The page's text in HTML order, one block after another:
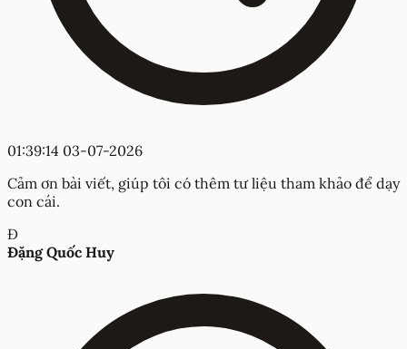
01:39:14 03-07-2026
Cảm ơn bài viết, giúp tôi có thêm tư liệu tham khảo để dạy
con cái.
Đ
Đặng Quốc Huy